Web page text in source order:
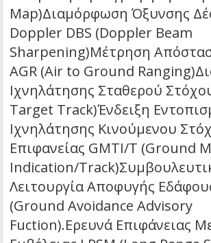
Map)Διαμόρφωση Όξυνσης
Doppler DBS (Doppler Beam
Sharpening)Μέτρηση
AGR (Air to Ground
Ιχνηλάτησης Σταθερού
Target Track)Ένδειξη
Ιχνηλάτησης Κινούμενου
Επιφανείας GMTI/T (Ground
Indication/
Λειτουργία Αποφυγής
(Ground Avoidance Advisory
Fuction).Ερευνά Επιφάνειας